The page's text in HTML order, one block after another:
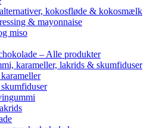
kokosfløde & kokosmælk
& mayonnaise
miso
– Alle produkter
karameller, lakrids & skumfiduser